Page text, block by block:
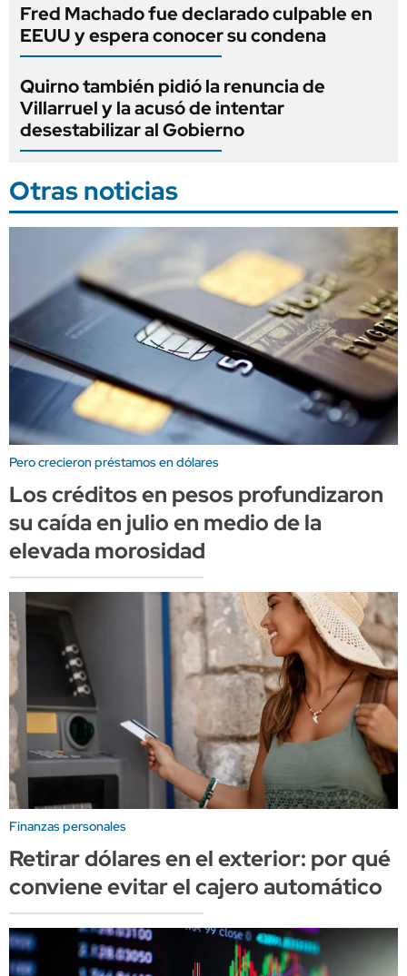
Fred Machado fue declarado culpable en
EEUU y espera conocer su condena
Quirno también pidió la renuncia de
Villarruel y la acusó de intentar
desestabilizar al Gobierno
Otras noticias
Pero crecieron préstamos en dólares
Los créditos en pesos profundizaron
su caída en julio en medio de la
elevada morosidad
Finanzas personales
Retirar dólares en el exterior: por qué
conviene evitar el cajero automático